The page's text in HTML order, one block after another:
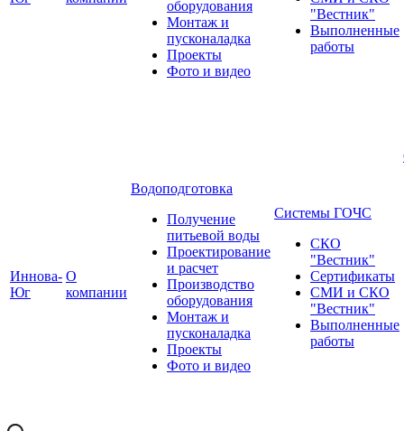
оборудования
Монтаж и
пусконаладка
Проекты
Фото и видео
"Вестник"
Выполненные
работы
Иннова-
Юг
О
компании
Водоподготовка
Получение
питьевой воды
Проектирование
и расчет
Производство
оборудования
Монтаж и
пусконаладка
Проекты
Фото и видео
Системы ГОЧС
СКО
"Вестник"
Сертификаты
СМИ и СКО
"Вестник"
Выполненные
работы